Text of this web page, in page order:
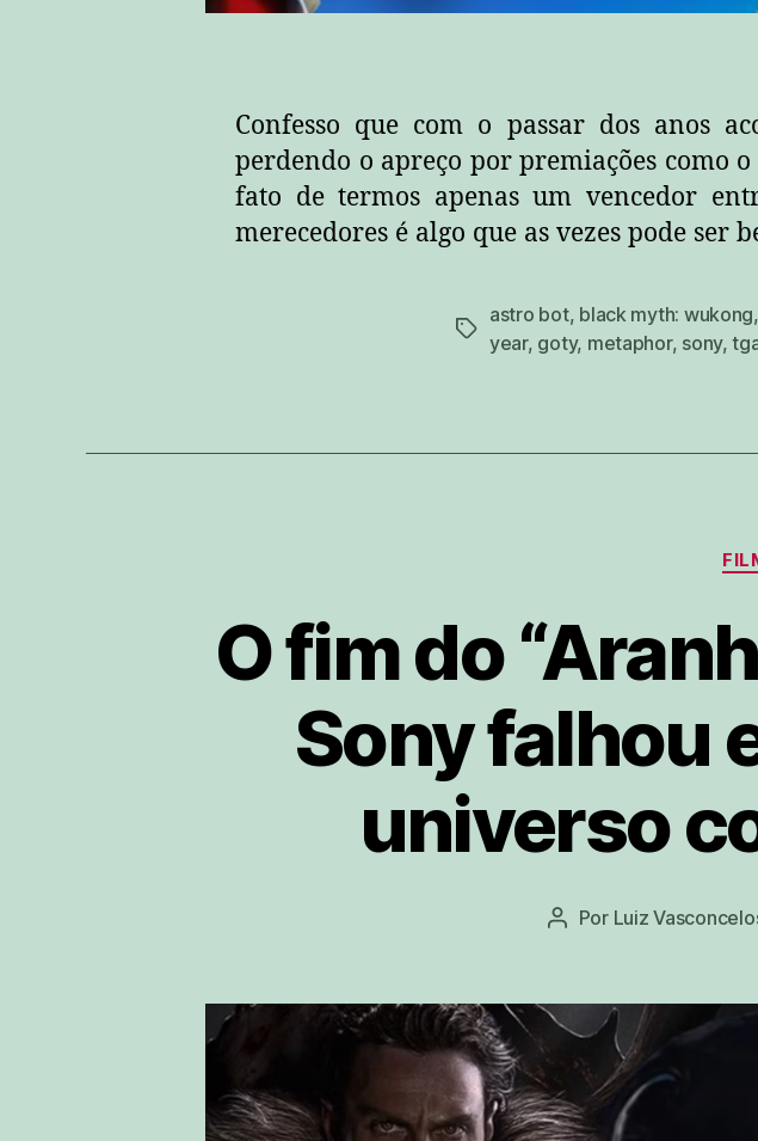
Confesso que com o passar dos anos
perdendo o apreço por premiações como
fato de termos apenas um vencedor
merecedores é algo que as vezes pode ser
tags
astro bot, black myth: wukong,
year, goty, metaphor, sony,
O fim do
Sony falhou
universo
Autor
Por Luiz